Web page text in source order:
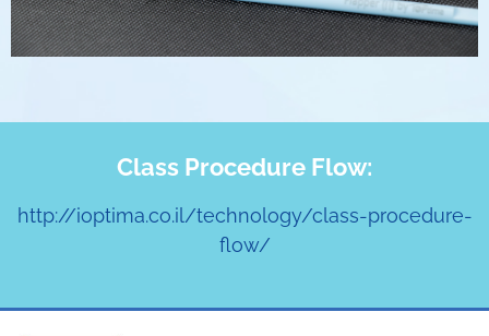
Class Procedure Flow:
http://ioptima.co.il/technology/class-procedure-
flow/